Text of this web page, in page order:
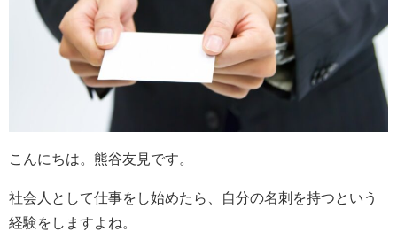
こんにちは。熊谷友見です。
社会人として仕事をし始めたら、自分の名刺を持つという
経験をしますよね。